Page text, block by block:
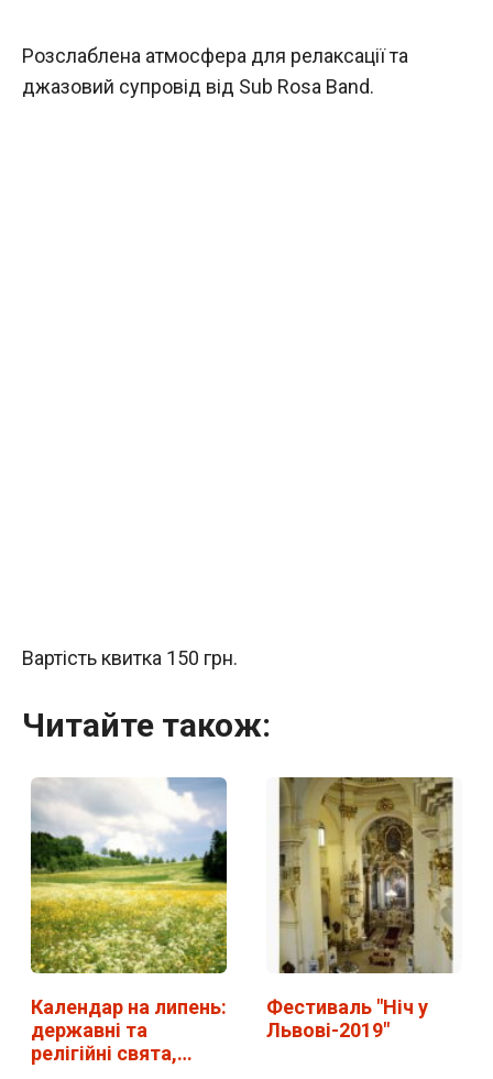
Розслаблена атмосфера для релаксації та
джазовий супровід від Sub Rosa Band.
Вартість квитка 150 грн.
Читайте також:
Календар на липень:
державні та
релігійні свята,…
Фестиваль "Ніч у
Львові-2019"